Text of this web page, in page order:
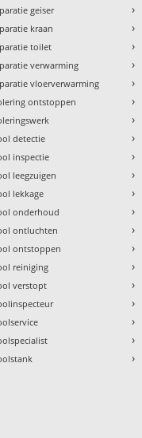
geiser
kraan
toilet
verwarming
vloerverwarming
ontstoppen
detectie
inspectie
leegzuigen
lekkage
onderhoud
ontluchten
ontstoppen
reiniging
verstopt
›
›
›
›
›
›
›
›
›
›
›
›
›
›
›
›
›
›
›
›